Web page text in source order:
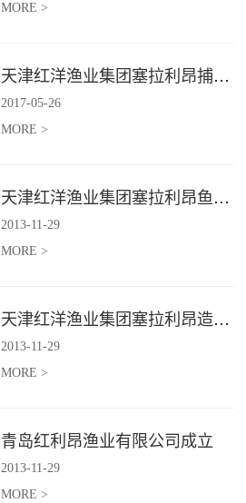
MORE >
天津红洋渔业集团塞拉利昂捕捞项目
2017-05-26
MORE >
天津红洋渔业集团塞拉利昂鱼粉项目
2013-11-29
MORE >
天津红洋渔业集团塞拉利昂造船项目
2013-11-29
MORE >
青岛红利昂渔业有限公司成立
2013-11-29
MORE >